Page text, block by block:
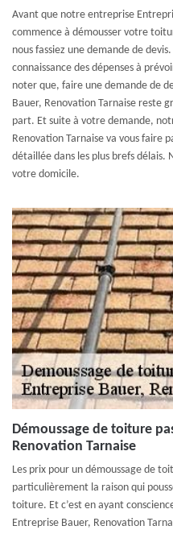
Avant que notre entreprise
commence à démousser votre
nous fassiez une demande de
connaissance des dépenses à
noter que, faire une demande de
Bauer, Renovation Tarnaise reste
part. Et suite à votre demande,
Renovation Tarnaise va vous faire
détaillée dans les plus brefs délais.
votre domicile.
Démoussage de toiture
Renovation Tarnaise
Les prix pour un démoussage de
particulièrement la raison qui
toiture. Et c’est en ayant
Entreprise Bauer, Renovation